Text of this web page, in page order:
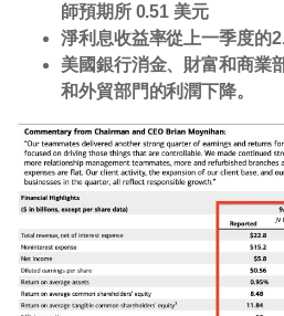
師預期所 0.51 美元
淨利息收益率從上一季度的
美國銀行消金、財富和商業
和外貿部門的利潤下降。